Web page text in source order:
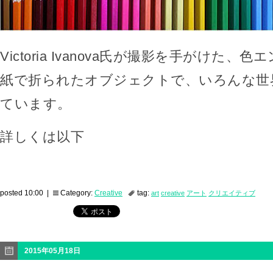
Victoria Ivanova氏が撮影を手がけた、色
紙で折られたオブジェクトで、いろんな
ています。
詳しくは以下
posted 10:00 | Category: Creative tag: art creative アート クリエイティブ
2015年05月18日